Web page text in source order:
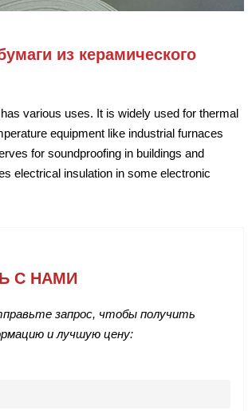
из керамического
various uses. It is widely used for thermal
equipment like industrial furnaces
for soundproofing in buildings and
electrical insulation in some electronic
С НАМИ
запрос, чтобы получить
и лучшую цену: